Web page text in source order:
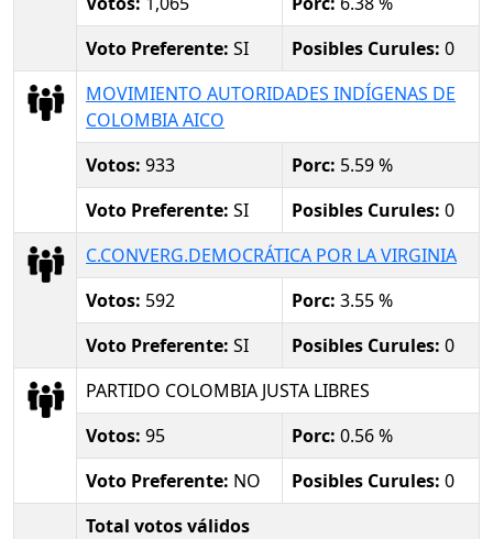
Voto Preferente: SI Posibles Curules: 0
MOVIMIENTO AUTORIDADES INDÍGENAS DE
COLOMBIA AICO
Votos: 933 Porc: 5.59 %
Voto Preferente: SI Posibles Curules: 0
C.CONVERG.DEMOCRÁTICA POR LA VIRGINIA
Votos: 592 Porc: 3.55 %
Voto Preferente: SI Posibles Curules: 0
PARTIDO COLOMBIA JUSTA LIBRES
Votos: 95 Porc: 0.56 %
Voto Preferente: NO Posibles Curules: 0
Total votos válidos